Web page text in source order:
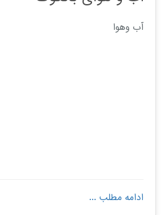
آب وهوا
ادامه مطلب ...